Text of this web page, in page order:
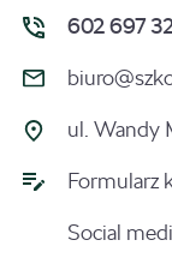
602 697
ul. Wandy
Formularz
Social